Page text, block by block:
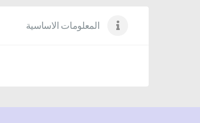
المعلومات الاساسية